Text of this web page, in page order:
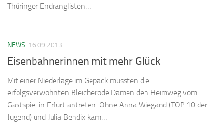
Thüringer Endranglisten…
NEWS 16.09.2013
Eisenbahnerinnen mit mehr Glück
Mit einer Niederlage im Gepäck mussten die
erfolgsverwöhnten Bleicheröde Damen den Heimweg vom
Gastspiel in Erfurt antreten. Ohne Anna Wiegand (TOP 10 der
Jugend) und Julia Bendix kam…